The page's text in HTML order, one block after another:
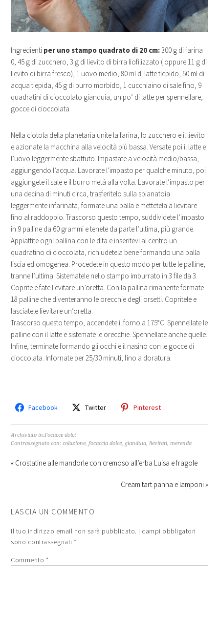
Ingredienti per uno stampo quadrato di 20 cm:300 g di farina
0, 45 g di zucchero, 3 g di lievito di birra liofilizzato ( oppure 11 g di
lievito di birra fresco), 1 uovo medio, 80 ml di latte tiepido, 50 ml di
acqua tiepida, 45 g di burro morbido, 1 cucchiaino di sale fino, 9
quadratini di cioccolato gianduia, un po’ di latte per spennellare,
gocce di cioccolata.
Nella ciotola della planetaria unite la farina, lo zucchero e il lievito
e azionate la macchina alla velocità più bassa. Versate poi il latte e
l’uovo leggermente sbattuto. Impastate a velocità medio/bassa,
aggiungendo l’acqua. Lavorate l’impasto per qualche minuto, poi
aggiungete il sale e il burro metà alla volta. Lavorate l’impasto per
una decina di minuti circa, trasferitelo sulla spianatoia
leggermente infarinata, formate una palla e mettetela a lievitare
fino al raddoppio. Trascorso questo tempo, suddividete l’impasto
in 9 palline da 60 grammi e tenete da parte l’ultima, più grande.
Appiattite ogni pallina con le dita e inseritevi al centro un
quadratino di cioccolata, richiudetela bene formando una palla
liscia ed omogenea. Procedete in questo modo per tutte le palline,
tranne l’ultima. Sistematele nello stampo imburrato in 3 file da 3.
Coprite e fate lievitare un’oretta. Con la pallina rimanente formate
18 palline che diventeranno le orecchie degli orsetti. Copritele e
lasciatele lievitare un’oretta.
Trascorso questo tempo, accendete il forno a 175°C. Spennellate le
palline con il latte e sistemate le orecchie. Spennellate anche quelle.
Infine, terminate formando gli occhi e il nasino con le gocce di
cioccolata. Infornate per 25/30 minuti, fino a doratura.
Facebook Twitter Pinterest
Archiviato in:Focacce dolci
Contrassegnato con:colazione focaccia dolce gianduia lievitati merenda
« Crostatine alle mandorle con cremoso all’erba Luisa e fragole
Cream tart panna e lamponi »
LASCIA UN COMMENTO
Il tuo indirizzo email non sarà pubblicato. I campi obbligatori
sono contrassegnati*
Commento *